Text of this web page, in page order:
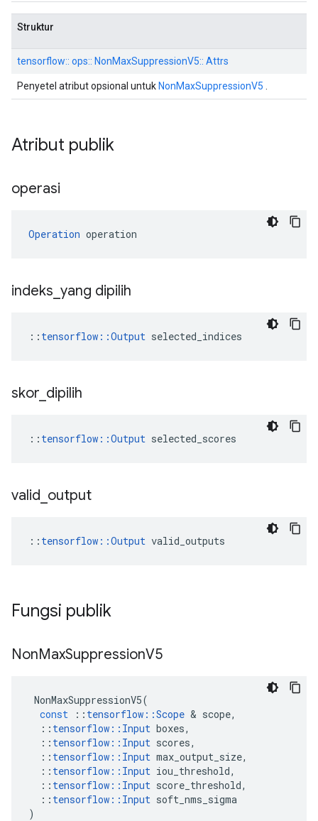
Struktur
tensorflow:: ops:: NonMaxSuppressionV5:: Attrs
Penyetel atribut opsional untuk NonMaxSuppressionV5
Atribut publik
operasi
Operation operation
indeks yang dipilih
:: tensorflow::Output selected_indices
skor dipilih
:: tensorflow::Output selected_scores
valid output
:: tensorflow::Output valid_outputs
Fungsi publik
NonMaxSuppressionV5
NonMaxSuppressionV5(
const
:: tensorflow ::Scope & scope,
:: tensorflow :: Input boxes,
:: tensorflow :: Input scores,
:: tensorflow :: Input max_output_size,
:: tensorflow :: Input iou_threshold,
:: tensorflow :: Input score_threshold,
:: tensorflow :: Input soft_nms_sigma
)